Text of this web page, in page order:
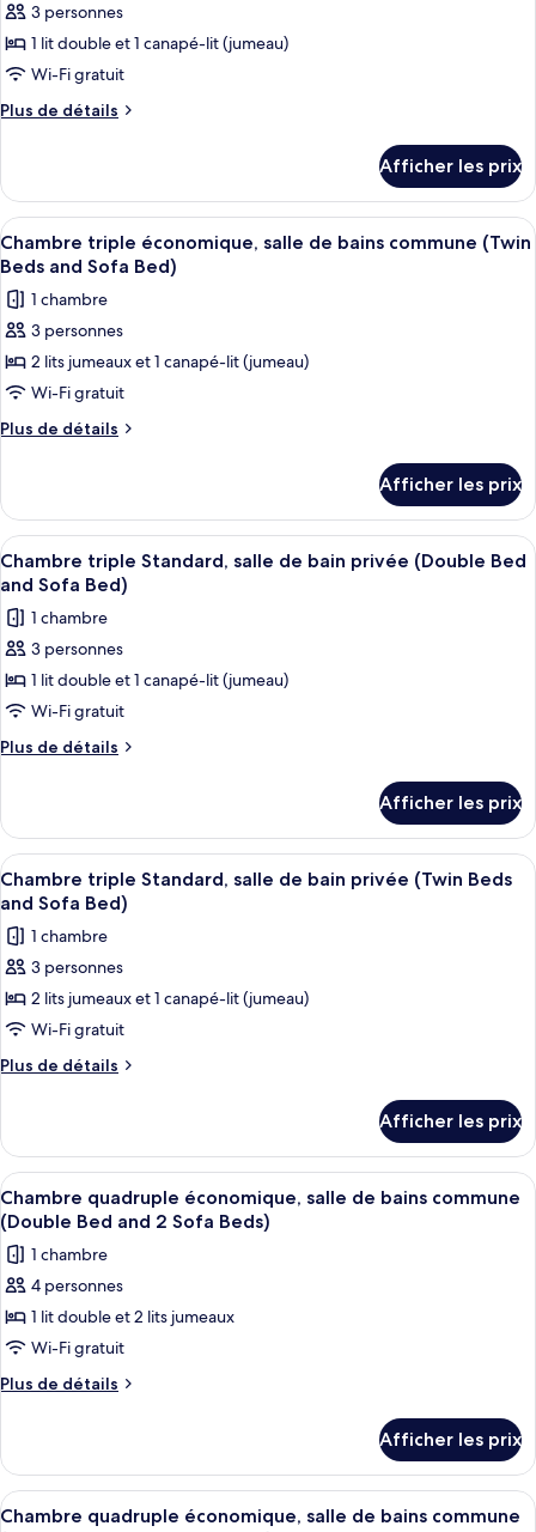
commune
de
commune
pour
ce
type
de
triple
économique,
salle
de
bains
commune
(Double
Bed
and
Sofa
3 personnes
1 lit double et 1 canapé-lit (jumeau)
Wi-Fi gratuit
Plus de détails
Plus
Chambre
triple
économique,
salle
bains
commune
(Double
Bed
and
Bed)
Afficher les prix
Afficher
toutes
les
photos
pour
ce
type
de
triple
économique,
salle
de
bains
commune
(Twin
Beds
and
Sofa
Une chambre d’hôtel de taille
6
Chambre triple économique, salle de bains commune (Twin
Beds and Sofa Bed)
1 chambre
3 personnes
2 lits jumeaux et 1 canapé-lit (jumeau)
Wi-Fi gratuit
Plus de détails
Plus
Chambre
triple
économique,
salle
bains
commune
Beds
and
Bed)
Afficher les prix
Afficher
toutes
les
photos
pour
ce
type
de
triple
Standard,
salle
de
bain
privée
(Double
Bed
and
Sofa
Une chambre d’hôtel avec deux lits,
5
Chambre triple Standard, salle de bain privée (Double Bed
and Sofa Bed)
1 chambre
3 personnes
1 lit double et 1 canapé-lit (jumeau)
Wi-Fi gratuit
Plus de détails
Plus
Chambre
triple
Standard,
salle
bain
privée
(Double
Bed
and
Bed)
Afficher les prix
Afficher
toutes
les
photos
pour
ce
type
de
triple
Standard,
salle
de
bain
privée
(Twin
Beds
and
Sofa
Une chambre d’hôtel avec deux lits
5
Chambre triple Standard, salle de bain privée (Twin Beds
and Sofa Bed)
1 chambre
3 personnes
2 lits jumeaux et 1 canapé-lit (jumeau)
Wi-Fi gratuit
Plus de détails
Plus
Chambre
triple
Standard,
salle
de
bain
privée
Beds
and
Bed)
Afficher les prix
Afficher
toutes
les
photos
pour
ce
type
de
quadruple
économique,
salle
Une chambre d’hôtel avec deux lits
7
Chambre quadruple économique, salle de bains commune
(Double Bed and 2 Sofa Beds)
1 chambre
4 personnes
1 lit double et 2 lits jumeaux
Wi-Fi gratuit
Plus de détails
Plus
Chambre
quadruple
économique,
Afficher les prix
Afficher
Une chambre d’hôtel avec un lit, un
8
Chambre quadruple économique, salle de bains commune